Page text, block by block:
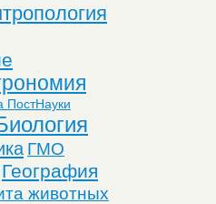
ПостНауки
ГМО
География
животных